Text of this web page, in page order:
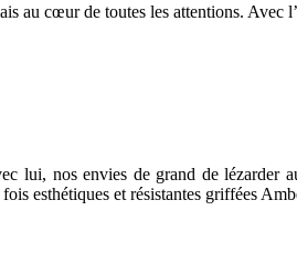
au cœur de toutes les attentions.
lui, nos envies de grand de lézarder
esthétiques et résistantes griffées